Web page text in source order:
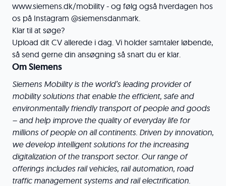
www.siemens.dk/mobility - og følg også hverdagen hos
os på Instagram @siemensdanmark.
Klar til at søge?
Upload dit CV allerede i dag. Vi holder samtaler løbende,
så send gerne din ansøgning så snart du er klar.
Om Siemens
Siemens Mobility is the world’s leading provider of
mobility solutions that enable the efficient, safe and
environmentally friendly transport of people and goods
– and help improve the quality of everyday life for
millions of people on all continents. Driven by innovation,
we develop intelligent solutions for the increasing
digitalization of the transport sector. Our range of
offerings includes rail vehicles, rail automation, road
traffic management systems and rail electrification.